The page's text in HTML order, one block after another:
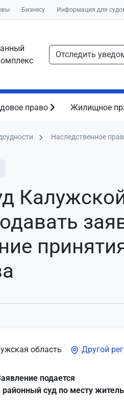
Бизнесу Информация для
Отследить
право Жилищное
Наследственное
область Другой
подается
районный суд по месту